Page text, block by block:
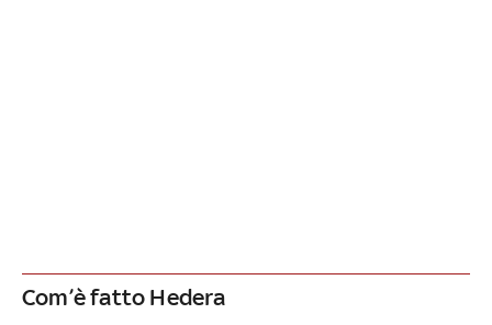
Com’è fatto Hedera